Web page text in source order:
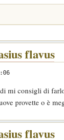
flavus
mi consigli di
provette o è
flavus